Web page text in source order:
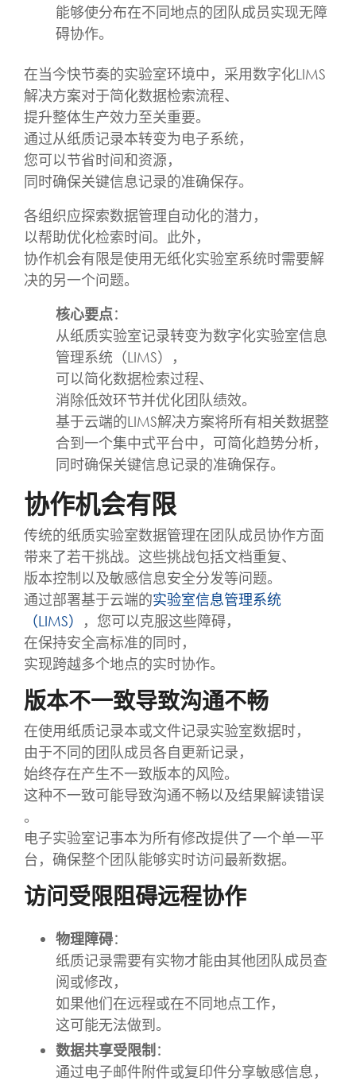
能够使分布在不同地点的团队成员实现无障
碍协作。
在当今快节奏的实验室环境中，采用数字化LIMS
解决方案对于简化数据检索流程、
提升整体生产效力至关重要。
通过从纸质记录本转变为电子系统，
您可以节省时间和资源，
同时确保关键信息记录的准确保存。
各组织应探索数据管理自动化的潜力，
以帮助优化检索时间。此外，
协作机会有限是使用无纸化实验室系统时需要解
决的另一个问题。
核心要点：
从纸质实验室记录转变为数字化实验室信息
管理系统（LIMS），
可以简化数据检索过程、
消除低效环节并优化团队绩效。
基于云端的LIMS解决方案将所有相关数据整
合到一个集中式平台中，可简化趋势分析，
同时确保关键信息记录的准确保存。
协作机会有限
传统的纸质实验室数据管理在团队成员协作方面
带来了若干挑战。这些挑战包括文档重复、
版本控制以及敏感信息安全分发等问题。
通过部署基于云端的实验室信息管理系统
（LIMS）
，您可以克服这些障碍，
在保持安全高标准的同时，
实现跨越多个地点的实时协作。
版本不一致导致沟通不畅
在使用纸质记录本或文件记录实验室数据时，
由于不同的团队成员各自更新记录，
始终存在产生不一致版本的风险。
这种不一致可能导致沟通不畅以及结果解读错误
。
电子实验室记事本为所有修改提供了一个单一平
台，确保整个团队能够实时访问最新数据。
访问受限阻碍远程协作
物理障碍：
纸质记录需要有实物才能由其他团队成员查
阅或修改，
如果他们在远程或在不同地点工作，
这可能无法做到。
数据共享受限制 ：
通过电子邮件附件或复印件分享敏感信息，